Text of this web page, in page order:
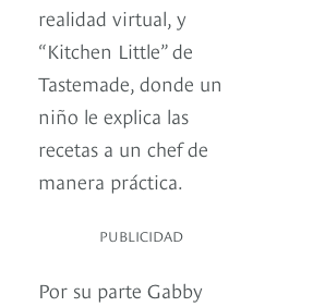
realidad virtual, y
“Kitchen Little” de
Tastemade, donde un
niño le explica las
recetas a un chef de
manera práctica.
PUBLICIDAD
Por su parte Gabby